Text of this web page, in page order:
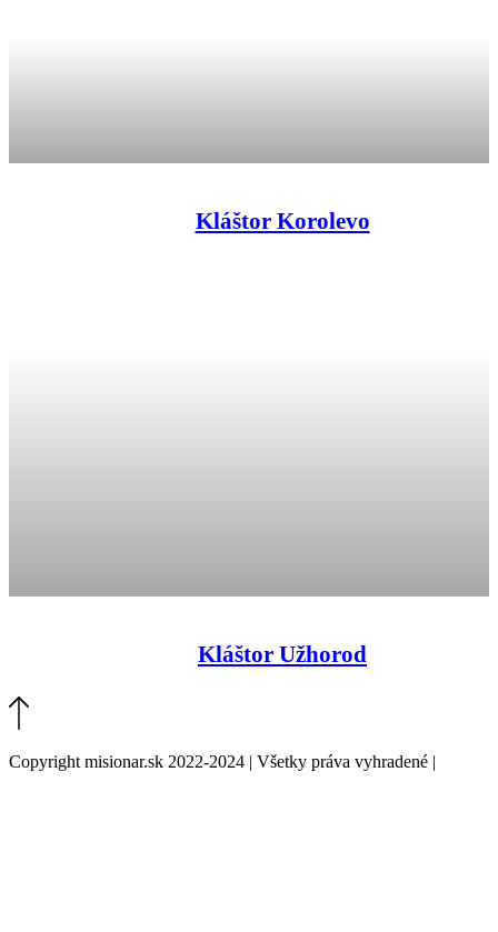
Kláštor Korolevo
Kláštor Užhorod
Copyright misionar.sk 2022-2024 | Všetky práva vyhradené |